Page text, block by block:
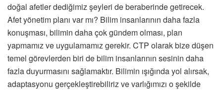
doğal afetler dediğimiz şeyleri de beraberinde getirecek.
Afet yönetim planı var mı? Bilim insanlarının daha fazla
konuşması, bilimin daha çok gündem olması, plan
yapmamız ve uygulamamız gerekir. CTP olarak bize düşen
temel görevlerden biri de bilim insanlarının sesinin daha
fazla duyurmasını sağlamaktır. Bilimin ışığında yol alırsak,
adaptasyonu gerçekleştirebiliriz ve varlığımızı o şekilde